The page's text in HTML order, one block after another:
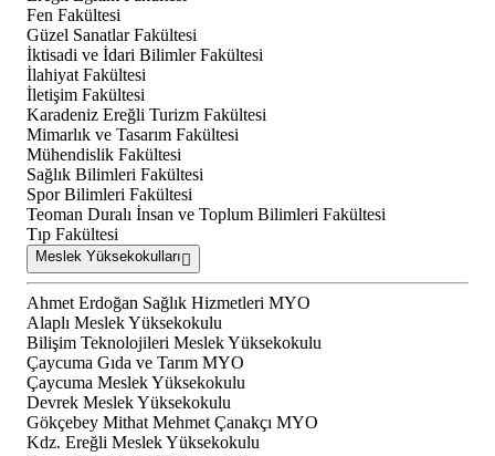
Fen Fakültesi
Güzel Sanatlar Fakültesi
İktisadi ve İdari Bilimler Fakültesi
İlahiyat Fakültesi
İletişim Fakültesi
Karadeniz Ereğli Turizm Fakültesi
Mimarlık ve Tasarım Fakültesi
Mühendislik Fakültesi
Sağlık Bilimleri Fakültesi
Spor Bilimleri Fakültesi
Teoman Duralı İnsan ve Toplum Bilimleri Fakültesi
Tıp Fakültesi
Meslek Yüksekokulları
Ahmet Erdoğan Sağlık Hizmetleri MYO
Alaplı Meslek Yüksekokulu
Bilişim Teknolojileri Meslek Yüksekokulu
Çaycuma Gıda ve Tarım MYO
Çaycuma Meslek Yüksekokulu
Devrek Meslek Yüksekokulu
Gökçebey Mithat Mehmet Çanakçı MYO
Kdz. Ereğli Meslek Yüksekokulu